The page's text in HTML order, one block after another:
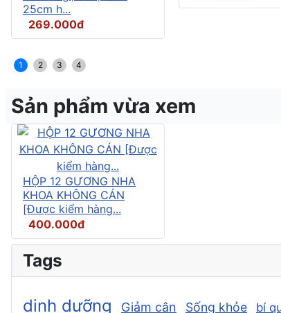
25cm h...
269.000đ
1 2 3 4
Sản phẩm vừa xem
HỘP 12 GƯƠNG NHA
KHOA KHÔNG CÁN
[Được kiểm hàng...
400.000đ
Tags
dinh dưỡng Giảm cân Sống khỏe bí